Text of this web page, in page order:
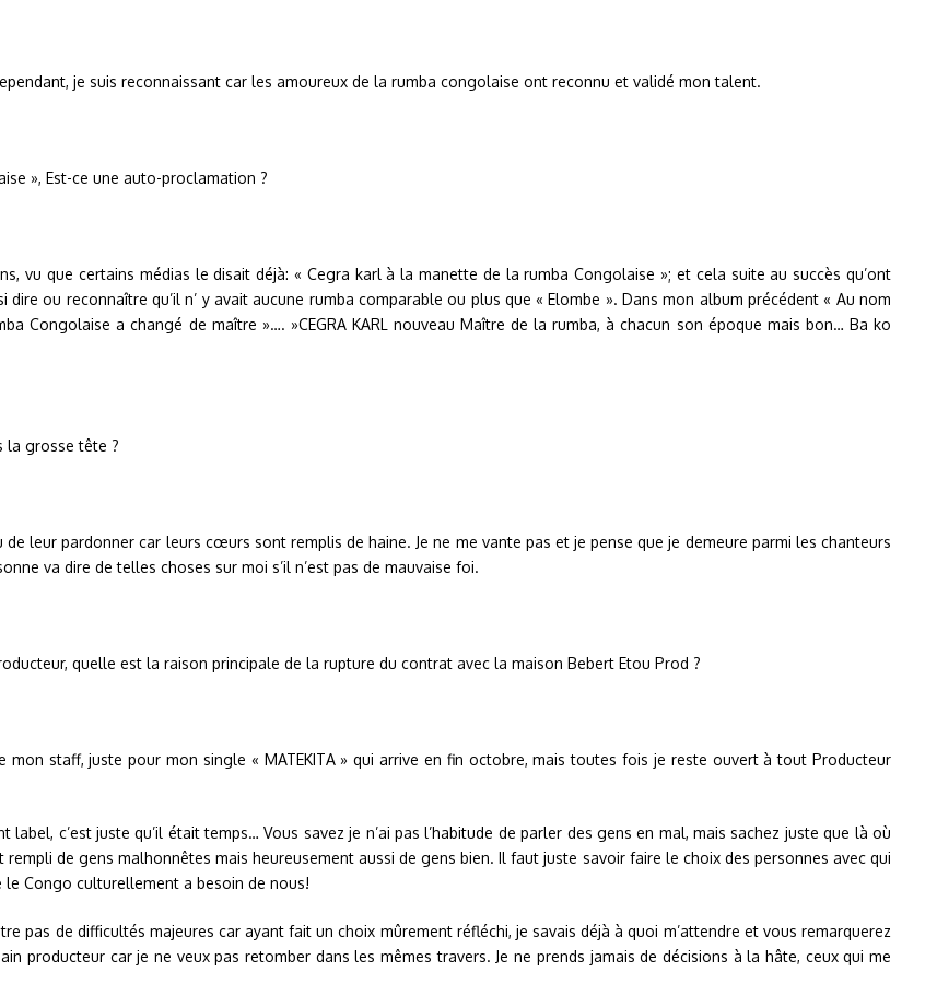
je suis reconnaissant car les amoureux de la rumba congolaise ont reconnu et validé mon talent.
», Est-ce une auto-proclamation ?
vu que certains médias le disait déjà: « Cegra karl à la manette de la rumba Congolaise »; et cela suite au succès qu’ont
ou reconnaître qu’il n’ y avait aucune rumba comparable ou plus que « Elombe ». Dans mon album précédent « Au nom
Congolaise a changé de maître »…. »CEGRA KARL nouveau Maître de la rumba, à chacun son époque mais bon… Ba ko
la grosse tête ?
leur pardonner car leurs cœurs sont remplis de haine. Je ne me vante pas et je pense que je demeure parmi les chanteurs
va dire de telles choses sur moi s’il n’est pas de mauvaise foi.
quelle est la raison principale de la rupture du contrat avec la maison Bebert Etou Prod ?
staff, juste pour mon single « MATEKITA » qui arrive en fin octobre, mais toutes fois je reste ouvert à tout Producteur
c’est juste qu’il était temps… Vous savez je n’ai pas l’habitude de parler des gens en mal, mais sachez juste que là où
de gens malhonnêtes mais heureusement aussi de gens bien. Il faut juste savoir faire le choix des personnes avec qui
Congo culturellement a besoin de nous!
pas de difficultés majeures car ayant fait un choix mûrement réfléchi, je savais déjà à quoi m’attendre et vous remarquerez
producteur car je ne veux pas retomber dans les mêmes travers. Je ne prends jamais de décisions à la hâte, ceux qui me